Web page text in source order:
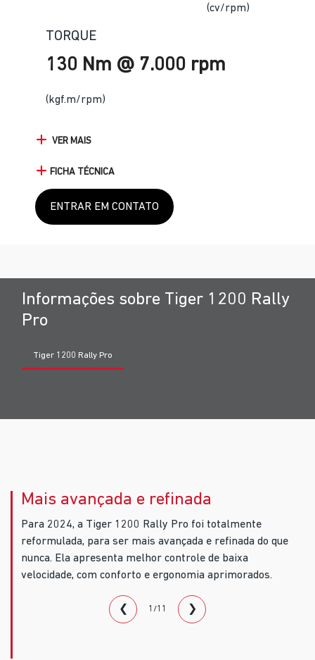
(cv/rpm)
TORQUE
130 Nm @ 7.000 rpm
(kgf.m/rpm)
VER MAIS
FICHA TÉCNICA
ENTRAR EM CONTATO
Informações sobre Tiger 1200 Rally
Pro
Tiger 1200 Rally Pro
Mais avançada e refinada
Para 2024, a Tiger 1200 Rally Pro foi totalmente
reformulada, para ser mais avançada e refinada do que
nunca. Ela apresenta melhor controle de baixa
velocidade, com conforto e ergonomia aprimorados.
❮ 1/11 ❯